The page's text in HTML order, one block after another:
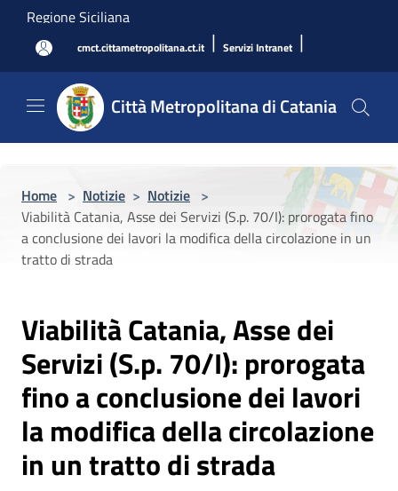
Salta al contenuto principale
Regione Siciliana
cmct.cittametropolitana.ct.it | Servizi Intranet |
Città Metropolitana di Catania
Home > Notizie > Notizie >
Viabilità Catania, Asse dei Servizi (S.p. 70/I): prorogata fino
a conclusione dei lavori la modifica della circolazione in un
tratto di strada
Viabilità Catania, Asse dei
Servizi (S.p. 70/I): prorogata
fino a conclusione dei lavori
la modifica della circolazione
in un tratto di strada